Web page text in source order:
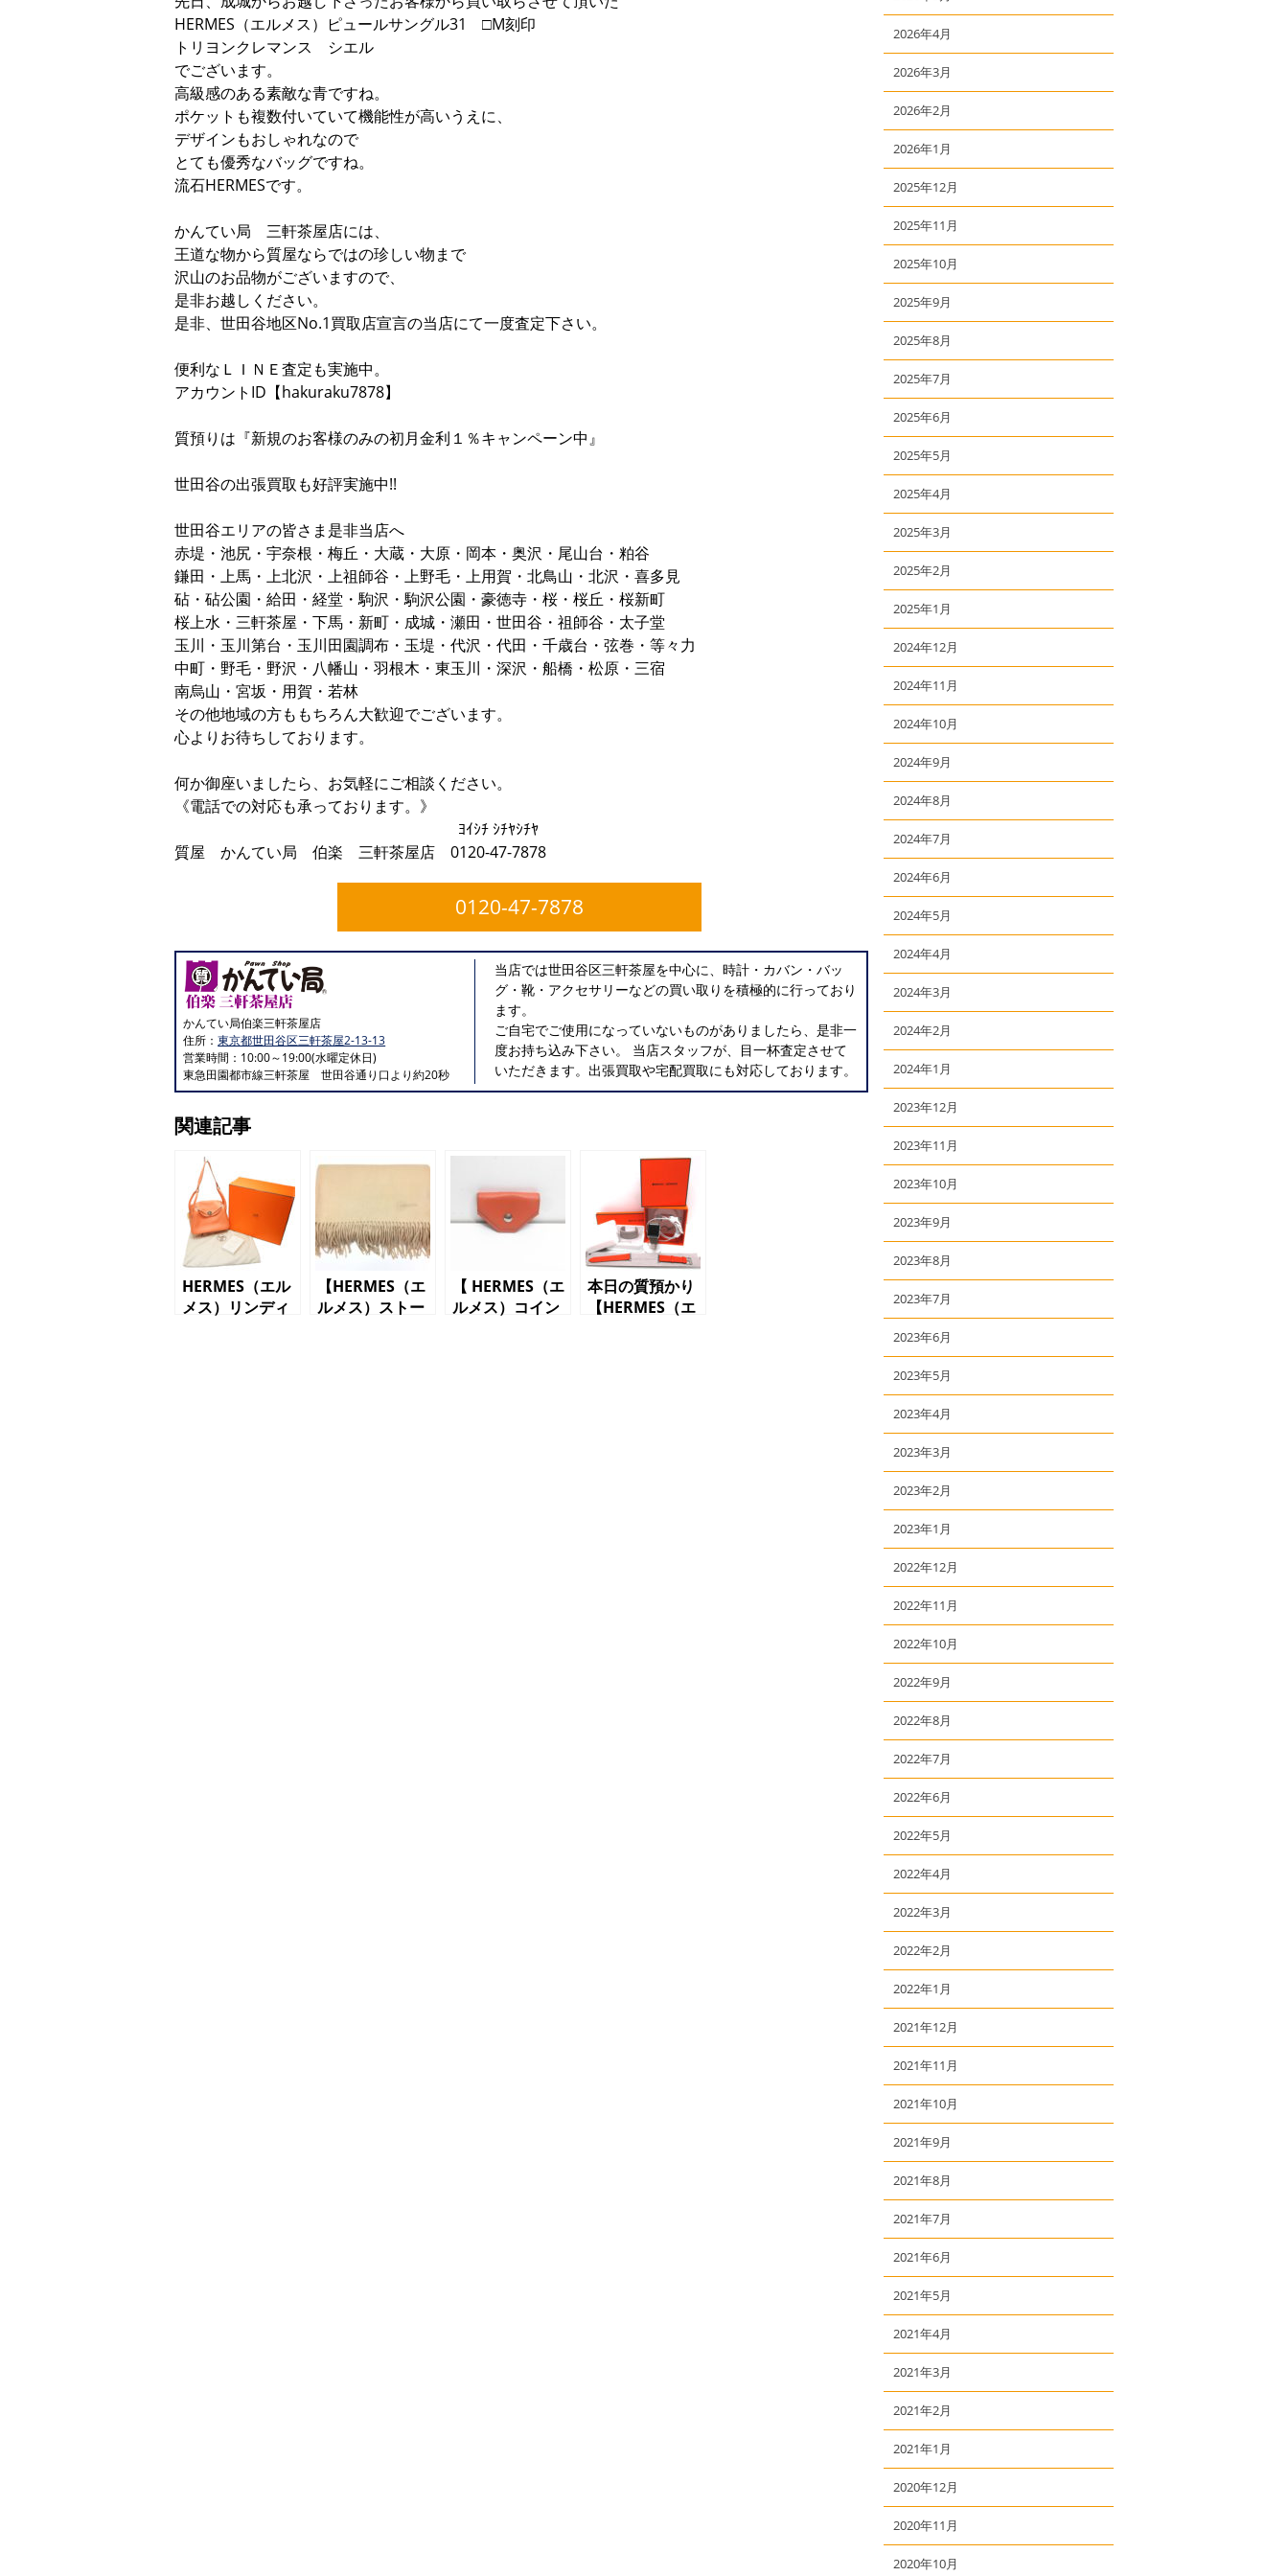
HERMES（エルメス）ピュールサングル31 □M刻印
トリヨンクレマンス シエル
でございます。
高級感のある素敵な青ですね。
ポケットも複数付いていて機能性が高いうえに、
デザインもおしゃれなので
とても優秀なバッグですね。
流石HERMESです。
かんてい局 三軒茶屋店には、
王道な物から質屋ならではの珍しい物まで
沢山のお品物がございますので、
是非お越しください。
是非、世田谷地区No.1買取店宣言の当店にて一度査定下さい。
便利なＬＩＮＥ査定も実施中。
アカウントID【hakuraku7878】
質預りは『新規のお客様のみの初月金利１％キャンペーン中』
世田谷の出張買取も好評実施中!!
世田谷エリアの皆さま是非当店へ
赤堤・池尻・宇奈根・梅丘・大蔵・大原・岡本・奥沢・尾山台・粕谷
鎌田・上馬・上北沢・上祖師谷・上野毛・上用賀・北鳥山・北沢・喜多見
砧・砧公園・給田・経堂・駒沢・駒沢公園・豪徳寺・桜・桜丘・桜新町
桜上水・三軒茶屋・下馬・新町・成城・瀬田・世田谷・祖師谷・太子堂
玉川・玉川第台・玉川田園調布・玉堤・代沢・代田・千歳台・弦巻・等々力
中町・野毛・野沢・八幡山・羽根木・東玉川・深沢・船橋・松原・三宿
南烏山・宮坂・用賀・若林
その他地域の方ももちろん大歓迎でございます。
心よりお待ちしております。
何か御座いましたら、お気軽にご相談ください。
《電話での対応も承っております。》
ﾖｲｼﾁ ｼﾁﾔｼﾁﾔ
質屋 かんてい局 伯楽 三軒茶屋店 0120-47-7878
0120-47-7878
かんてい局伯楽三軒茶屋店
住所：東京都世田谷区三軒茶屋2-13-13
営業時間：10:00～19:00(水曜定休日)
東急田園都市線三軒茶屋 世田谷通り口より約20秒
当店では世田谷区三軒茶屋を中心に、時計・カバン・バッ
グ・靴・アクセサリーなどの買い取りを積極的に行っており
ます。
ご自宅でご使用になっていないものがありましたら、是非一
度お持ち込み下さい。 当店スタッフが、目一杯査定させて
いただきます。出張買取や宅配買取にも対応しております。
関連記事
HERMES（エル
メス）リンディ
【HERMES（エ
ルメス）ストー
【 HERMES（エ
ルメス）コイン
本日の質預かり
【HERMES（エ
2026年4月
2026年3月
2026年2月
2026年1月
2025年12月
2025年11月
2025年10月
2025年9月
2025年8月
2025年7月
2025年6月
2025年5月
2025年4月
2025年3月
2025年2月
2025年1月
2024年12月
2024年11月
2024年10月
2024年9月
2024年8月
2024年7月
2024年6月
2024年5月
2024年4月
2024年3月
2024年2月
2024年1月
2023年12月
2023年11月
2023年10月
2023年9月
2023年8月
2023年7月
2023年6月
2023年5月
2023年4月
2023年3月
2023年2月
2023年1月
2022年12月
2022年11月
2022年10月
2022年9月
2022年8月
2022年7月
2022年6月
2022年5月
2022年4月
2022年3月
2022年2月
2022年1月
2021年12月
2021年11月
2021年10月
2021年9月
2021年8月
2021年7月
2021年6月
2021年5月
2021年4月
2021年3月
2021年2月
2021年1月
2020年12月
2020年11月
2020年10月